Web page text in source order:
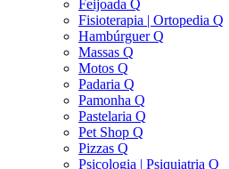
Feijoada Q
Fisioterapia | Ortopedia Q
Hambúrguer Q
Massas Q
Motos Q
Padaria Q
Pamonha Q
Pastelaria Q
Pet Shop Q
Pizzas Q
Psicologia | Psiquiatria Q